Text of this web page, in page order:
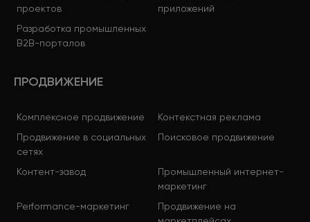
проектов
приложений
Разработка промышленных
B2B-порталов
ПРОДВИЖЕНИЕ
Комплексное продвижение
Контекстная реклама
Продвижение в социальных
сетях
Поисковое продвижение
Контент-завод
Промышленный интернет-
маркетинг
Performance-маркетинг
Продвижение на